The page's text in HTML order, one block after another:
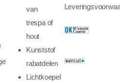
van
trespa of
hout
Kunststof
rabatdelen
Lichtkoepel